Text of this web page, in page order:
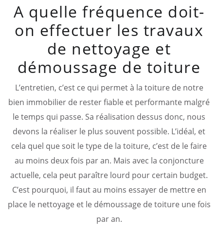
A quelle fréquence doit-
on effectuer les travaux
de nettoyage et
démoussage de toiture
L’entretien, c’est ce qui permet à la toiture de notre
bien immobilier de rester fiable et performante malgré
le temps qui passe. Sa réalisation dessus donc, nous
devons la réaliser le plus souvent possible. L’idéal, et
cela quel que soit le type de la toiture, c’est de le faire
au moins deux fois par an. Mais avec la conjoncture
actuelle, cela peut paraître lourd pour certain budget.
C’est pourquoi, il faut au moins essayer de mettre en
place le nettoyage et le démoussage de toiture une fois
par an.